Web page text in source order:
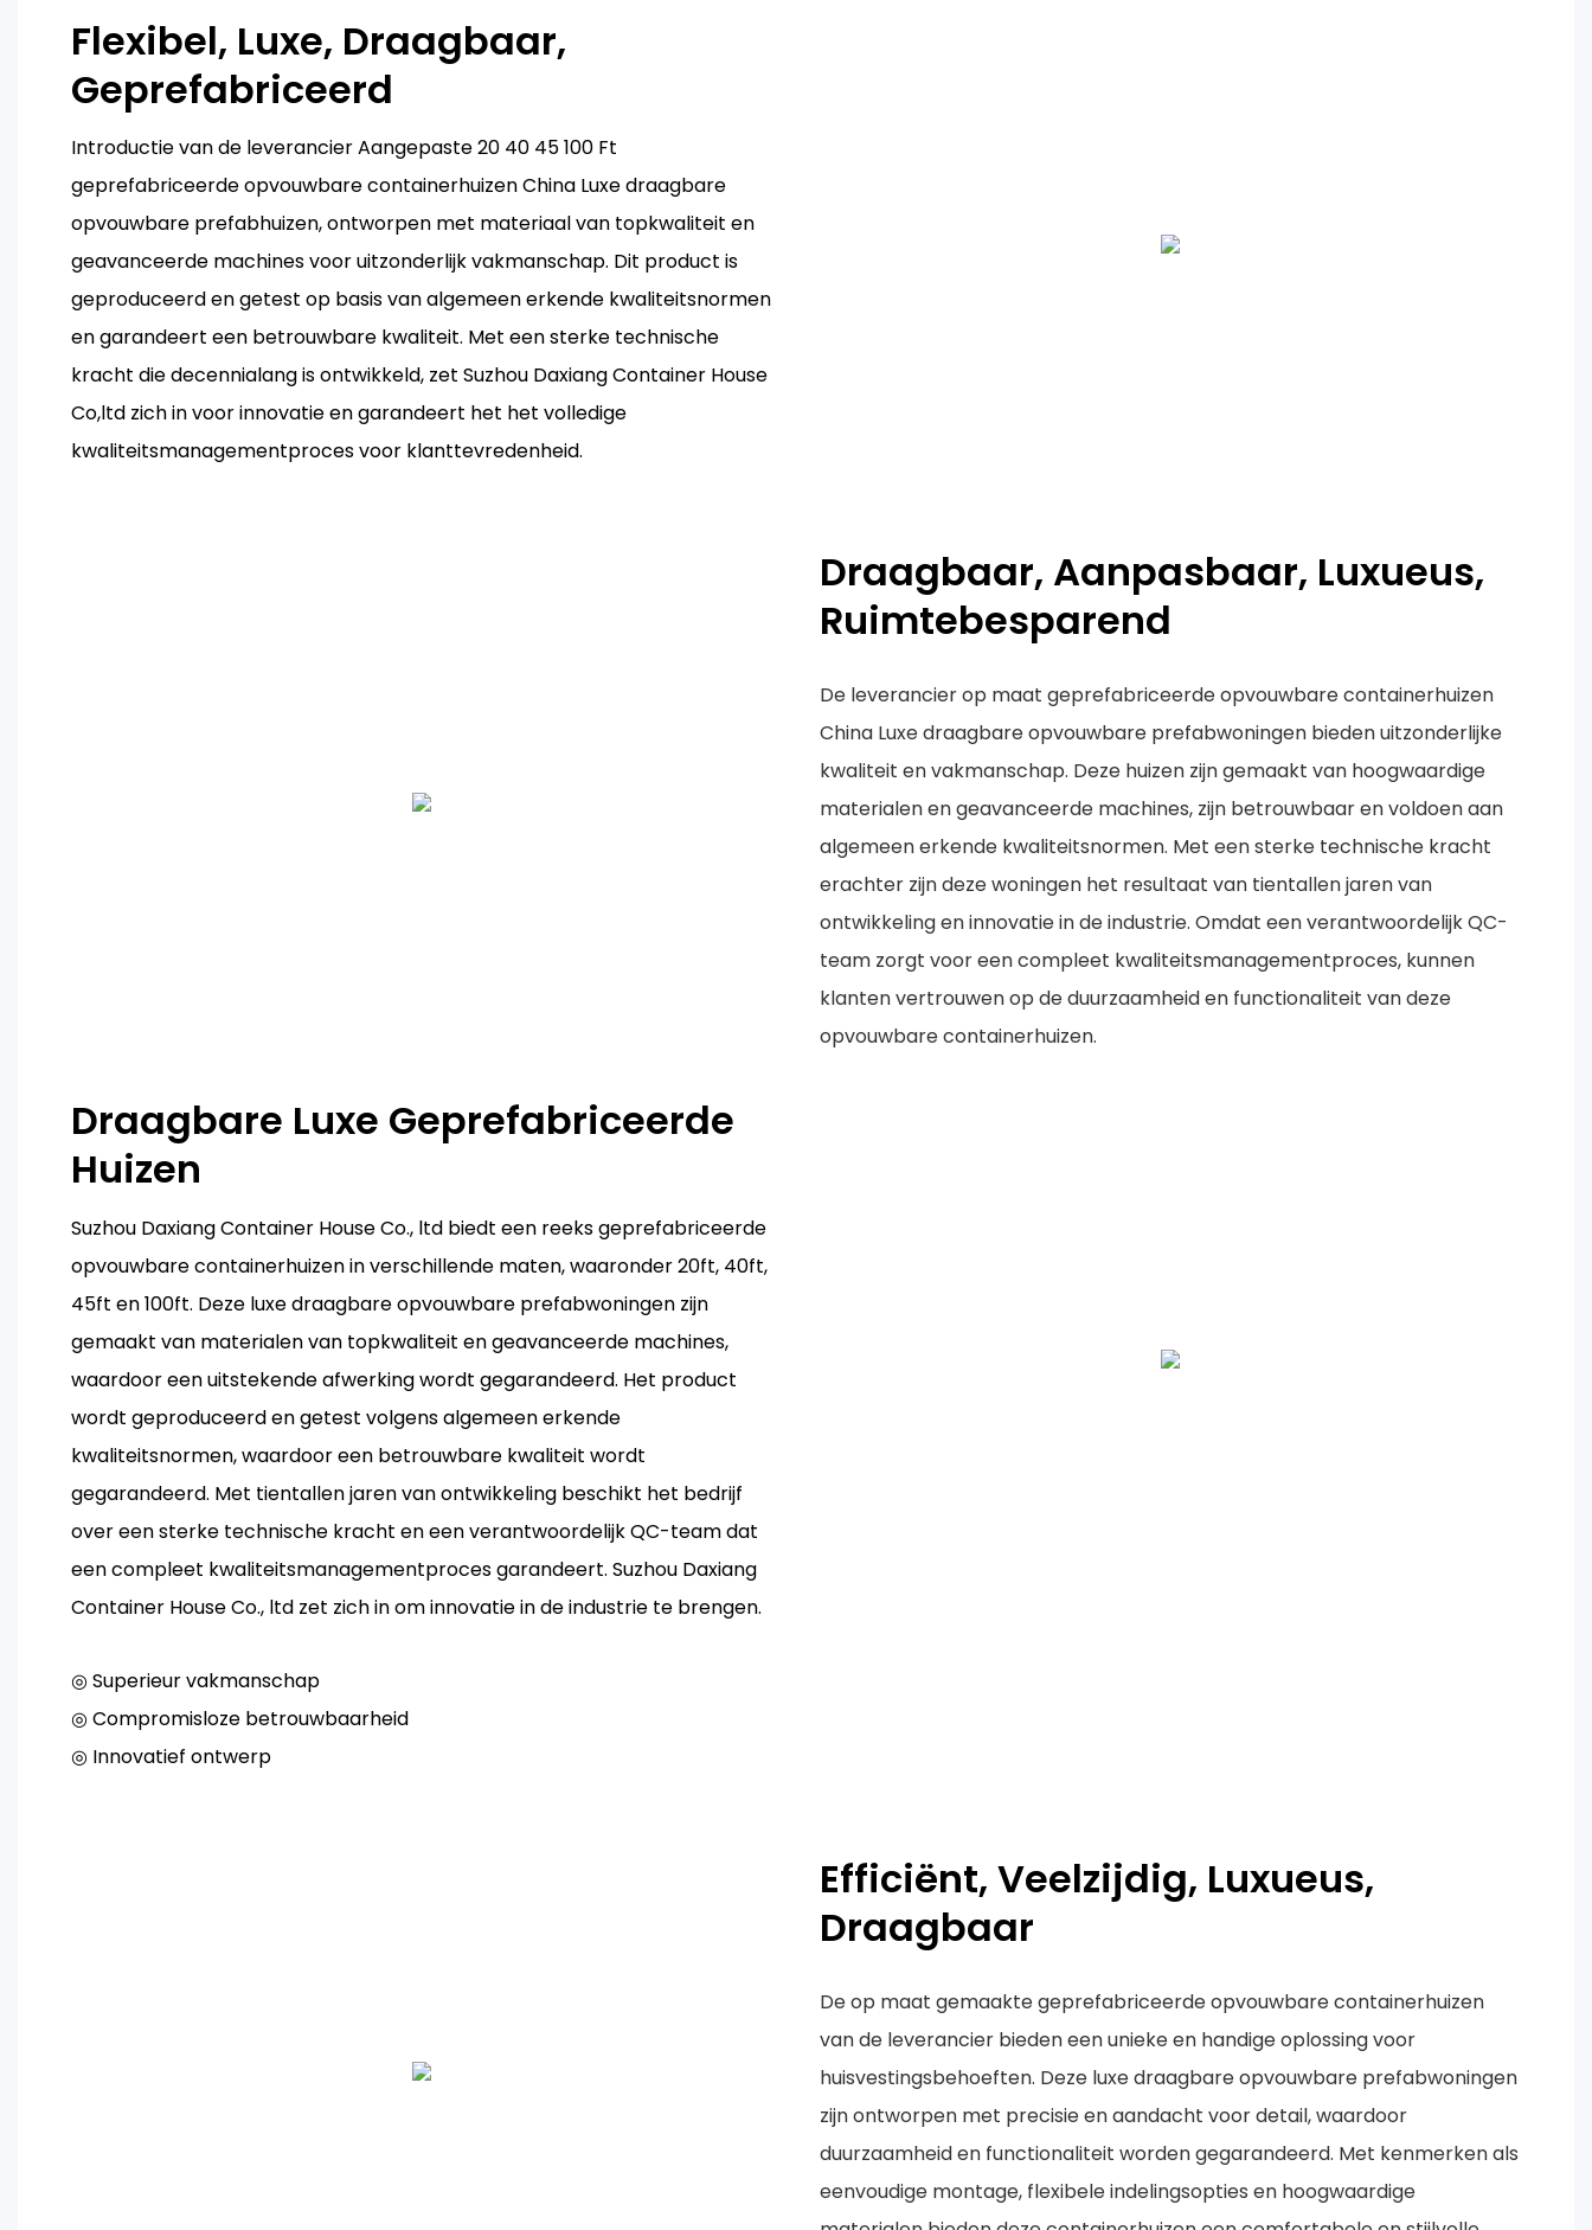
Flexibel, Luxe, Draagbaar,
Geprefabriceerd
Introductie van de leverancier Aangepaste 20 40 45 100 Ft
geprefabriceerde opvouwbare containerhuizen China Luxe draagbare
opvouwbare prefabhuizen, ontworpen met materiaal van topkwaliteit en
geavanceerde machines voor uitzonderlijk vakmanschap. Dit product is
geproduceerd en getest op basis van algemeen erkende kwaliteitsnormen
en garandeert een betrouwbare kwaliteit. Met een sterke technische
kracht die decennialang is ontwikkeld, zet Suzhou Daxiang Container House
Co,ltd zich in voor innovatie en garandeert het het volledige
kwaliteitsmanagementproces voor klanttevredenheid.
Draagbaar, Aanpasbaar, Luxueus,
Ruimtebesparend
De leverancier op maat geprefabriceerde opvouwbare containerhuizen
China Luxe draagbare opvouwbare prefabwoningen bieden uitzonderlijke
kwaliteit en vakmanschap. Deze huizen zijn gemaakt van hoogwaardige
materialen en geavanceerde machines, zijn betrouwbaar en voldoen aan
algemeen erkende kwaliteitsnormen. Met een sterke technische kracht
erachter zijn deze woningen het resultaat van tientallen jaren van
ontwikkeling en innovatie in de industrie. Omdat een verantwoordelijk QC-
team zorgt voor een compleet kwaliteitsmanagementproces, kunnen
klanten vertrouwen op de duurzaamheid en functionaliteit van deze
opvouwbare containerhuizen.
Draagbare Luxe Geprefabriceerde
Huizen
Suzhou Daxiang Container House Co., ltd biedt een reeks geprefabriceerde
opvouwbare containerhuizen in verschillende maten, waaronder 20ft, 40ft,
45ft en 100ft. Deze luxe draagbare opvouwbare prefabwoningen zijn
gemaakt van materialen van topkwaliteit en geavanceerde machines,
waardoor een uitstekende afwerking wordt gegarandeerd. Het product
wordt geproduceerd en getest volgens algemeen erkende
kwaliteitsnormen, waardoor een betrouwbare kwaliteit wordt
gegarandeerd. Met tientallen jaren van ontwikkeling beschikt het bedrijf
over een sterke technische kracht en een verantwoordelijk QC-team dat
een compleet kwaliteitsmanagementproces garandeert. Suzhou Daxiang
Container House Co., ltd zet zich in om innovatie in de industrie te brengen.
◎ Superieur vakmanschap
◎ Compromisloze betrouwbaarheid
◎ Innovatief ontwerp
Efficiënt, Veelzijdig, Luxueus,
Draagbaar
De op maat gemaakte geprefabriceerde opvouwbare containerhuizen
van de leverancier bieden een unieke en handige oplossing voor
huisvestingsbehoeften. Deze luxe draagbare opvouwbare prefabwoningen
zijn ontworpen met precisie en aandacht voor detail, waardoor
duurzaamheid en functionaliteit worden gegarandeerd. Met kenmerken als
eenvoudige montage, flexibele indelingsopties en hoogwaardige